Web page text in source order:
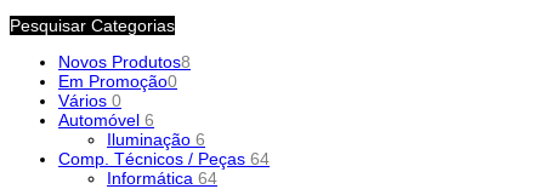
Pesquisar Categorias
Novos Produtos8
Em Promoção0
Vários 0
Automóvel 6
Iluminação 6
Comp. Técnicos / Peças 64
Informática 64